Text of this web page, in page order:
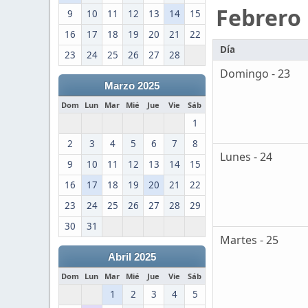
9
10 11 12 13 14
15
16
17 18 19 20 21
22
23
24 25 26 27 28
Marzo 2025
Dom Lun Mar Mié Jue Vie Sáb
1
2
3 4 5 6 7
8
9
10 11 12 13 14
15
16
17 18 19 20 21
22
23
24 25 26 27 28
29
30
31
Abril 2025
Dom Lun Mar Mié Jue Vie Sáb
1 2 3 4
5
Febrero
Día
Domingo - 23
Lunes - 24
Martes - 25